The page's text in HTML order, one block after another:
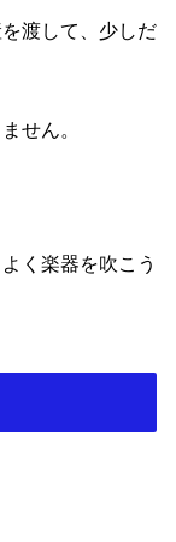
渡して、少しだ
せん。
く楽器を吹こう